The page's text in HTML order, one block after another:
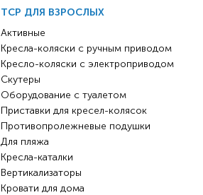
Товары для
позиционирования
Кресла-коляски с
CPAP | BPAP
Аппараты для
ТСР ДЛЯ ВЗРОСЛЫХ
Активные
Кресла-коляски с ручным приводом
Кресло-коляски с электроприводом
Скутеры
Оборудование с туалетом
Приставки для кресел-колясок
Противопролежневые подушки
Для пляжа
Кресла-каталки
Вертикализаторы
Кровати для дома